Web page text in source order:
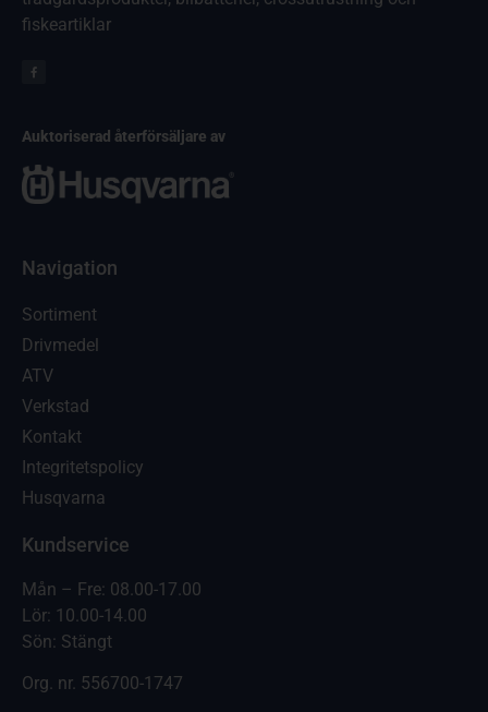
fiskeartiklar
Auktoriserad återförsäljare av
Navigation
Sortiment
Drivmedel
ATV
Verkstad
Kontakt
Integritetspolicy
Husqvarna
Kundservice
Mån – Fre: 08.00-17.00
Lör: 10.00-14.00
Sön: Stängt
Org. nr. 556700-1747